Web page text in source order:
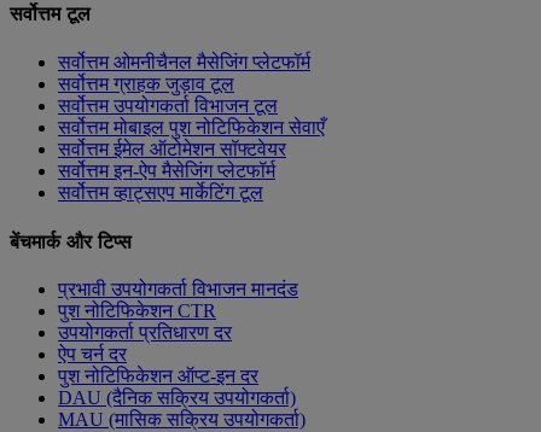
सर्वोत्तम टूल
सर्वोत्तम ओमनीचैनल मैसेजिंग प्लेटफॉर्म
सर्वोत्तम ग्राहक जुड़ाव टूल
सर्वोत्तम उपयोगकर्ता विभाजन टूल
सर्वोत्तम मोबाइल पुश नोटिफिकेशन सेवाएँ
सर्वोत्तम ईमेल ऑटोमेशन सॉफ्टवेयर
सर्वोत्तम इन-ऐप मैसेजिंग प्लेटफॉर्म
सर्वोत्तम व्हाट्सएप मार्केटिंग टूल
बेंचमार्क और टिप्स
प्रभावी उपयोगकर्ता विभाजन मानदंड
पुश नोटिफिकेशन CTR
उपयोगकर्ता प्रतिधारण दर
ऐप चर्न दर
पुश नोटिफिकेशन ऑप्ट-इन दर
DAU (दैनिक सक्रिय उपयोगकर्ता)
MAU (मासिक सक्रिय उपयोगकर्ता)